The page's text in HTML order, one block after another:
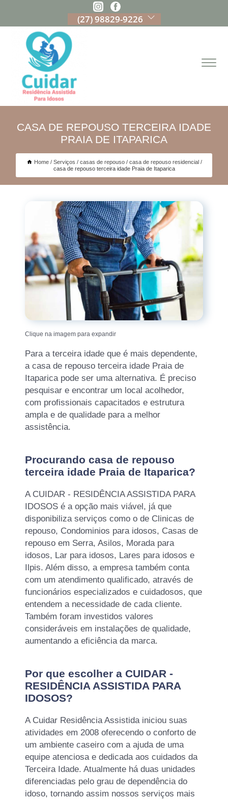
(27) 98829-9226
CASA DE REPOUSO TERCEIRA IDADE
PRAIA DE ITAPARICA
Home Serviços casas de repouso
casa de repouso residencial
casa de repouso terceira idade Praia de Itaparica
Clique na imagem para expandir
Para a terceira idade que é mais dependente,
a casa de repouso terceira idade Praia de
Itaparica pode ser uma alternativa. É preciso
pesquisar e encontrar um local acolhedor,
com profissionais capacitados e estrutura
ampla e de qualidade para a melhor
assistência.
Procurando casa de repouso
terceira idade Praia de Itaparica?
A CUIDAR - RESIDÊNCIA ASSISTIDA PARA
IDOSOS é a opção mais viável, já que
disponibiliza serviços como o de Clinicas de
repouso, Condominios para idosos, Casas de
repouso em Serra, Asilos, Morada para
idosos, Lar para idosos, Lares para idosos e
Ilpis. Além disso, a empresa também conta
com um atendimento qualificado, através de
funcionários especializados e cuidadosos, que
entendem a necessidade de cada cliente.
Também foram investidos valores
consideráveis em instalações de qualidade,
aumentando a eficiência da marca.
Por que escolher a CUIDAR -
RESIDÊNCIA ASSISTIDA PARA
IDOSOS?
A Cuidar Residência Assistida iniciou suas
atividades em 2008 oferecendo o conforto de
um ambiente caseiro com a ajuda de uma
equipe atenciosa e dedicada aos cuidados da
Terceira Idade. Atualmente há duas unidades
diferenciadas pelo grau de dependência do
idoso, tornando assim nossos serviços mais